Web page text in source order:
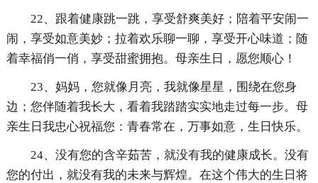
22、跟着健康跳一跳，享受舒爽美好；陪着平安闹一
闹，享受如意美妙；拉着欢乐聊一聊，享受开心味道；随
着幸福俏一俏，享受甜蜜拥抱。母亲生日，愿您顺心！
23、妈妈，您就像月亮，我就像星星，围绕在您身
边；您伴随着我长大，看着我踏踏实实地走过每一步。母
亲生日我忠心祝福您：青春常在，万事如意，生日快乐。
24、没有您的含辛茹苦，就没有我的健康成长。没有
您的付出，就没有我的未来与辉煌。在这个伟大的生日将